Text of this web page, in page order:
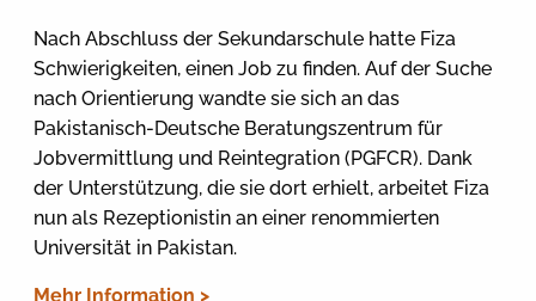
Nach Abschluss der Sekundarschule hatte Fiza
Schwierigkeiten, einen Job zu finden. Auf der Suche
nach Orientierung wandte sie sich an das
Pakistanisch-Deutsche Beratungszentrum für
Jobvermittlung und Reintegration (PGFCR). Dank
der Unterstützung, die sie dort erhielt, arbeitet Fiza
nun als Rezeptionistin an einer renommierten
Universität in Pakistan.
Mehr Information >